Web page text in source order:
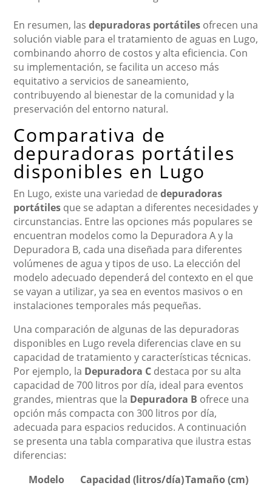
En resumen, lasdepuradoras portátiles ofrecen una
solución viable para el tratamiento de aguas en Lugo,
combinando ahorro de costos y alta eficiencia. Con
su implementación, se facilita un acceso más
equitativo a servicios de saneamiento,
contribuyendo al bienestar de la comunidad y la
preservación del entorno natural.
Comparativa de
depuradoras portátiles
disponibles en Lugo
En Lugo, existe una variedad dedepuradoras
portátiles que se adaptan a diferentes necesidades y
circunstancias. Entre las opciones más populares se
encuentran modelos como la Depuradora A y la
Depuradora B, cada una diseñada para diferentes
volúmenes de agua y tipos de uso. La elección del
modelo adecuado dependerá del contexto en el que
se vayan a utilizar, ya sea en eventos masivos o en
instalaciones temporales más pequeñas.
Una comparación de algunas de las depuradoras
disponibles en Lugo revela diferencias clave en su
capacidad de tratamiento y características técnicas.
Por ejemplo, la Depuradora C destaca por su alta
capacidad de 700 litros por día, ideal para eventos
grandes, mientras que la Depuradora B ofrece una
opción más compacta con 300 litros por día,
adecuada para espacios reducidos. A continuación
se presenta una tabla comparativa que ilustra estas
diferencias:
Modelo
Capacidad (litros/día)Tamaño (cm)